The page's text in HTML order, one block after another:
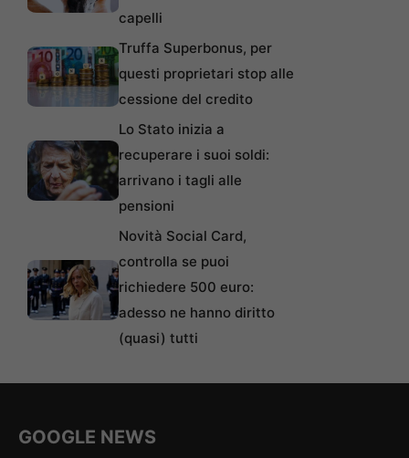
capelli
Truffa Superbonus, per
questi proprietari stop alle
cessione del credito
Lo Stato inizia a
recuperare i suoi soldi:
arrivano i tagli alle
pensioni
Novità Social Card,
controlla se puoi
richiedere 500 euro:
adesso ne hanno diritto
(quasi) tutti
GOOGLE NEWS